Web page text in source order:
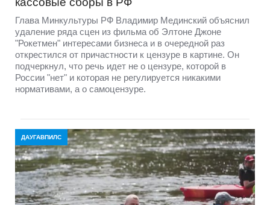
Глава Минкультуры РФ Владимир Мединский объяснил
удаление ряда сцен из фильма об Элтоне Джоне
"Рокетмен" интересами бизнеса и в очередной раз
открестился от причастности к цензуре в картине. Он
подчеркнул, что речь идет не о цензуре, которой в
России "нет" и которая не регулируется никакими
нормативами, а о самоцензуре.
ДАУГАВПИЛС